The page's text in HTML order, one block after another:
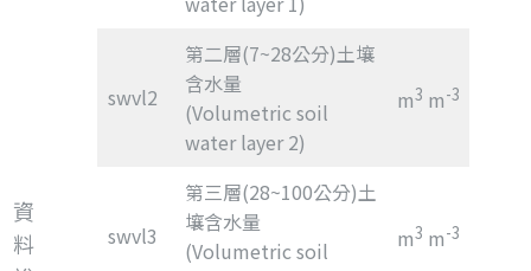
資
料
swvl2
第二層(7~28公分)土壤
含水量
(Volumetric soil
water layer 2)
m3 m-3
swvl3
第三層(28~100公分)土
壤含水量
(Volumetric soil
m3 m-3